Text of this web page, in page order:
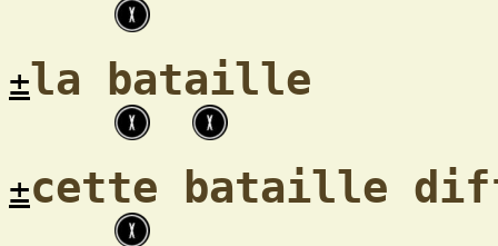
±la bataille
±cette bataille